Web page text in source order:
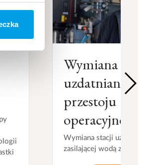
Wymiana stacji
uzdatniania
przestoju
operacyjnego
Wymiana stacji uzdatniania
zasilającej wodą